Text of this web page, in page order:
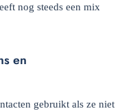
nog steeds een mix
en
gebruikt als ze niet